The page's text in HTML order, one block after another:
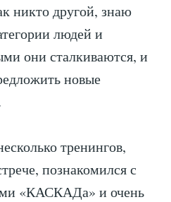
никто другой, знаю
людей и
они сталкиваются, и
новые
тренингов,
познакомился с
«КАСКАДа» и очень